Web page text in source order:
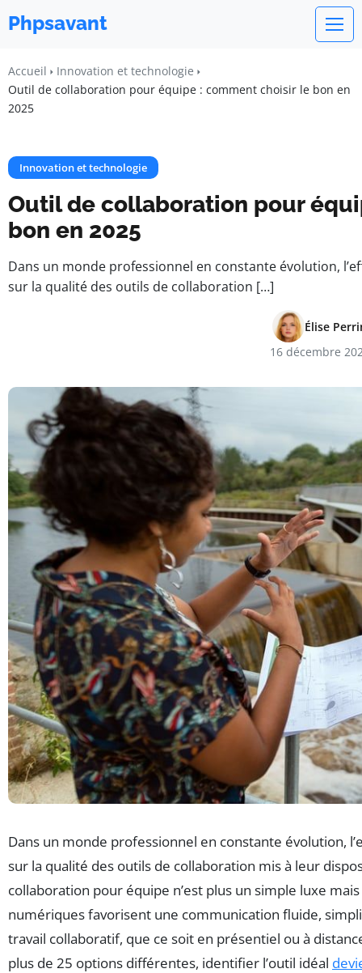
Phpsavant
Accueil
Innovation et technologie
Outil de collaboration pour équipe : comment choisir le bon en
2025
Innovation et technologie
Outil de collaboration pour
bon en 2025
Dans un monde professionnel en constante évolution,
sur la qualité des outils de collaboration […]
Élise
16 décembre
Dans un monde professionnel en constante évolution,
sur la qualité des outils de collaboration mis à leur
collaboration pour équipe n’est plus un simple luxe
numériques favorisent une communication fluide,
travail collaboratif, que ce soit en présentiel ou à
plus de 25 options différentes, identifier l’outil idéal